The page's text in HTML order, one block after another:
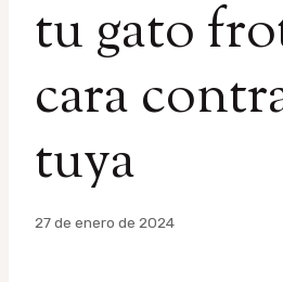
tu gato
cara
tuya
Por
27 de enero de 2024